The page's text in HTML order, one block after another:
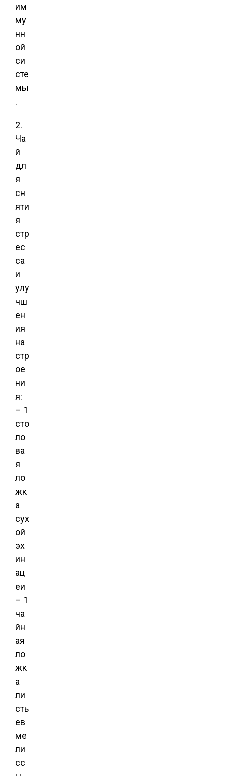
им
му
нн
ой
си
сте
мы
.
2.
Ча
й
дл
я
сн
яти
я
стр
ес
са
и
улу
чш
ен
ия
на
стр
ое
ни
я:
– 1
сто
ло
ва
я
ло
жк
а
сух
ой
эх
ин
ац
еи
– 1
ча
йн
ая
ло
жк
а
ли
сть
ев
ме
ли
сс